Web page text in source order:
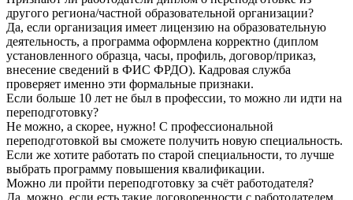
другого региона/частной образовательной организации?
Да, если организация имеет лицензию на образовательную
деятельность, а программа оформлена корректно (диплом
установленного образца, часы, профиль, договор/приказ,
внесение сведений в ФИС ФРДО). Кадровая служба
проверяет именно эти формальные признаки.
Если больше 10 лет не был в профессии, то можно ли идти на
переподготовку?
Не можно, а скорее, нужно! С профессиональной
переподготовкой вы сможете получить новую специальность.
Если же хотите работать по старой специальности, то лучше
выбрать программу повышения квалификации.
Можно ли пройти переподготовку за счёт работодателя?
Да, можно, если есть такие договоренности с работодателем.